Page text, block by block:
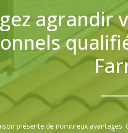
agrandir
présente de nombreux